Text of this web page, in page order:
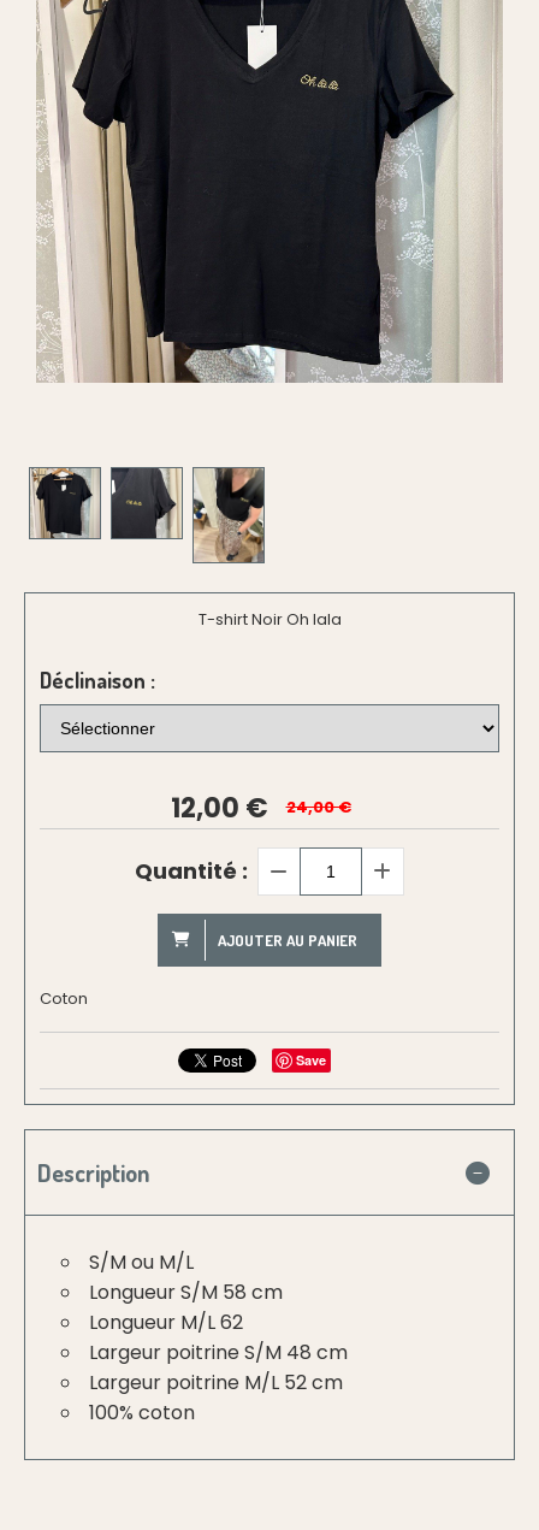
T-shirt Noir Oh lala
Déclinaison :
12,00 € 24,00 €
Quantité :
AJOUTER AU PANIER
Coton
Save
Description
S/M ou M/L
Longueur S/M 58 cm
Longueur M/L 62
Largeur poitrine S/M 48 cm
Largeur poitrine M/L 52 cm
100% coton